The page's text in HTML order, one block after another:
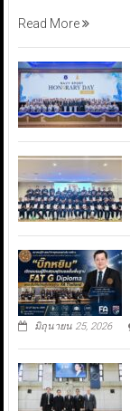
Read More
มิถุนายน 25, 2026